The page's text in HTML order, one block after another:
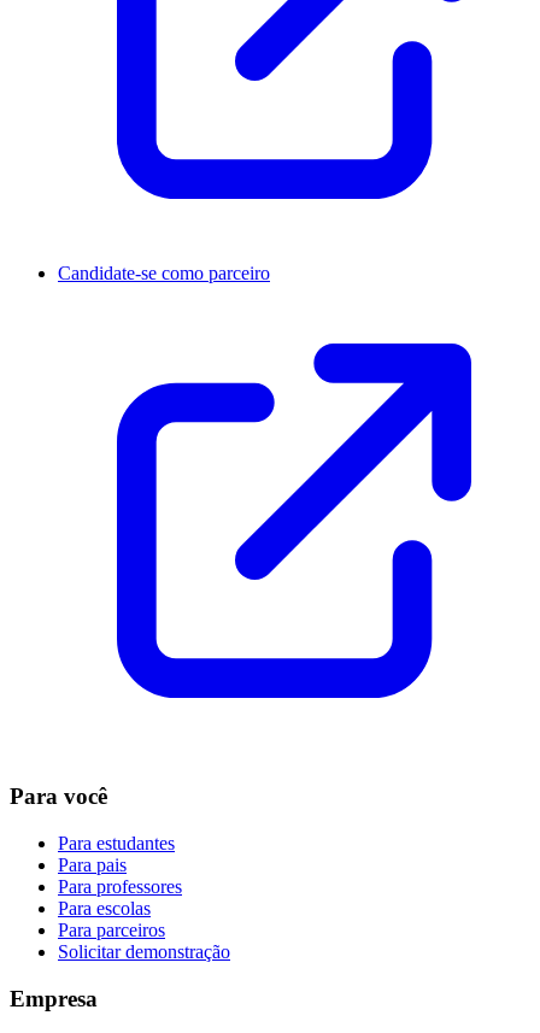
Candidate-se como parceiro
Para você
Para estudantes
Para pais
Para professores
Para escolas
Para parceiros
Solicitar demonstração
Empresa